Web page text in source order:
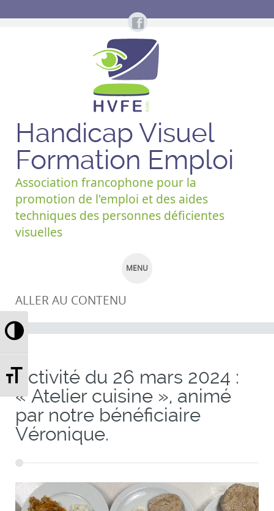
Passer en contraste élevé
Changer la taille de la police
Handicap Visuel
Formation Emploi
Association francophone pour la
promotion de l'emploi et des aides
techniques des personnes déficientes
visuelles
MENU
ALLER AU CONTENU
Activité du 26 mars 2024 :
« Atelier cuisine », animé
par notre bénéficiaire
Véronique.